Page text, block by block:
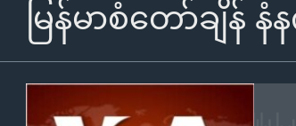
မြန်မာစံတော်ချိန်